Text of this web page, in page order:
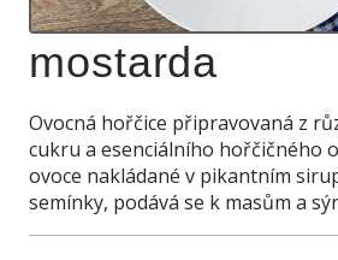
mostarda
Ovocná hořčice připravovaná z
cukru a esenciálního hořčičného
ovoce nakládané v pikantním
semínky, podává se k masům a